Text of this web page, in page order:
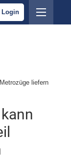
Login
liefern